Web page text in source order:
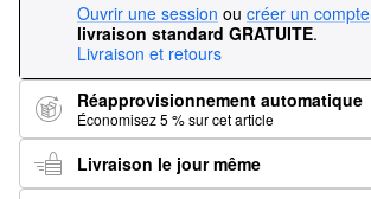
Ouvrir une session ou créer un compte
livraison standard GRATUITE.
Livraison et retours
Réapprovisionnement automatique
Économisez 5 % sur cet article
Livraison le jour même